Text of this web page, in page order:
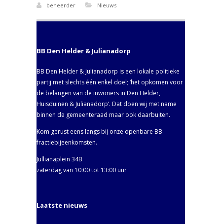
beheerder Nieuws
BB Den Helder & Julianadorp
BB Den Helder & Julianadorp is een lokale politieke
partij met slechts één enkel doel; ‘het opkomen voor
de belangen van de inwoners in Den Helder,
Huisduinen & Julianadorp‘. Dat doen wij met name
binnen de gemeenteraad maar ook daarbuiten.
Kom gerust eens langs bij onze openbare BB
fractiebijeenkomsten.
Jullianaplein 34B
zaterdag van 10:00 tot 13:00 uur
Laatste nieuws